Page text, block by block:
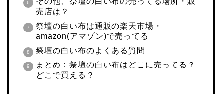
売店は？
祭壇の白い布は通販の楽天市場・
amazon(アマゾン)で売ってる
祭壇の白い布のよくある質問
まとめ：祭壇の白い布はどこに売ってる？
どこで買える？